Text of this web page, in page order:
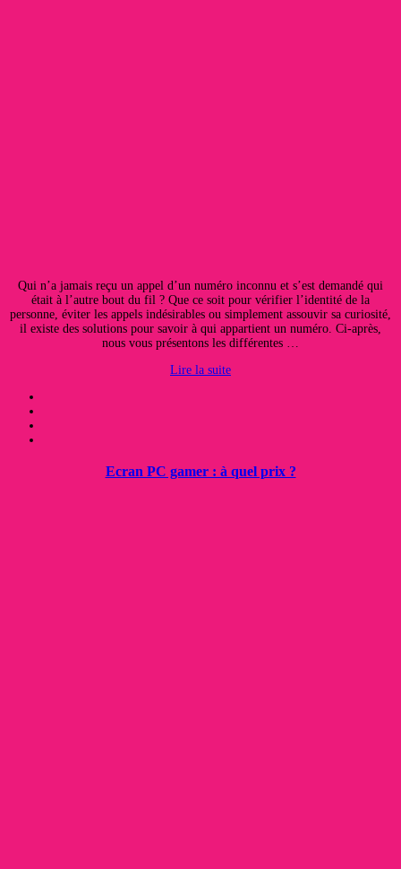
Qui n’a jamais reçu un appel d’un numéro inconnu et s’est demandé qui
était à l’autre bout du fil ? Que ce soit pour vérifier l’identité de la
personne, éviter les appels indésirables ou simplement assouvir sa curiosité,
il existe des solutions pour savoir à qui appartient un numéro. Ci-après,
nous vous présentons les différentes …
Lire la suite
Ecran PC gamer : à quel prix ?